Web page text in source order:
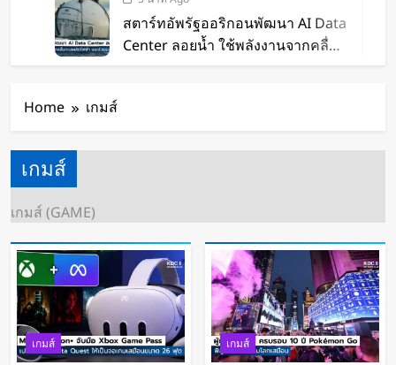
สตาร์ทอัพรัฐออริกอนพัฒนา AI Data
Center ลอยน้ำ ใช้พลังงานจากคลื่น
สัปดาห์ เร็วที่สุดในโลก AI
23 ชั่วโมง Ago
Xiaomi เปิดตัว SUV พร้อมพื้นที่นอน
ชั้นบน รองรับผู้โดยสารได้ 7 ที่นั่ง
1 วัน Ago
Home เกมส์
เกมส์
เกมส์ (GAME)
เกมส์ เกมส์